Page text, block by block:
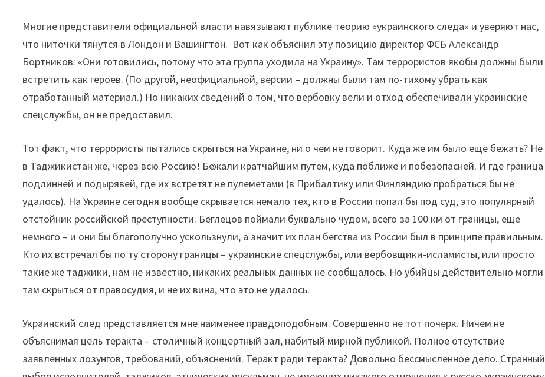
Многие представители официальной власти навязывают публике теорию «украинского следа» и уверяют нас,
что ниточки тянутся в Лондон и Вашингтон. Вот как объяснил эту позицию директор ФСБ Александр
Бортников: «Они готовились, потому что эта группа уходила на Украину». Там террористов якобы должны были
встретить как героев. (По другой, неофициальной, версии – должны были там по-тихому убрать как
отработанный материал.) Но никаких сведений о том, что вербовку вели и отход обеспечивали украинские
спецслужбы, он не предоставил.
Тот факт, что террористы пытались скрыться на Украине, ни о чем не говорит. Куда же им было еще бежать? Не
в Таджикистан же, через всю Россию! Бежали кратчайшим путем, куда поближе и побезопасней. И где граница
подлинней и подырявей, где их встретят не пулеметами (в Прибалтику или Финляндию пробраться бы не
удалось). На Украине сегодня вообще скрывается немало тех, кто в России попал бы под суд, это популярный
отстойник российской преступности. Беглецов поймали буквально чудом, всего за 100 км от границы, еще
немного – и они бы благополучно ускользнули, а значит их план бегства из России был в принципе правильным.
Кто их встречал бы по ту сторону границы – украинские спецслужбы, или вербовщики-исламисты, или просто
такие же таджики, нам не известно, никаких реальных данных не сообщалось. Но убийцы действительно могли
там скрыться от правосудия, и не их вина, что это не удалось.
Украинский след представляется мне наименее правдоподобным. Совершенно не тот почерк. Ничем не
объяснимая цель теракта – столичный концертный зал, набитый мирной публикой. Полное отсутствие
заявленных лозунгов, требований, объяснений. Теракт ради теракта? Довольно бессмысленное дело. Странный